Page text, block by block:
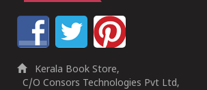
Kerala Book Store,
C/O Consors Technologies Pvt Ltd,